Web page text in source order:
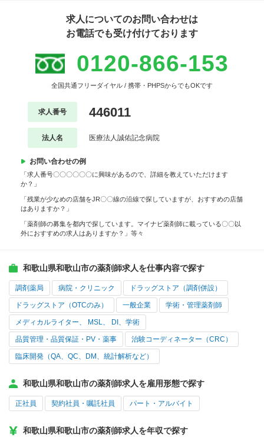
求人についてのお問い合わせは
お電話でも受け付けております
0120-866-153
全国共通フリーダイヤル / 携帯・PHPSからでもOKです
求人番号 446011
法人名 医療法人誠佑記念病院
お問い合わせの例
「求人番号〇〇〇〇〇〇に興味があるので、詳細を教えていただけます
か？」
「残業が少なめの店舗をJR〇〇線の沿線で探していますが、おすすめの店舗
はありますか？」
「薬剤師の募集を都内で探しています。マイナビ薬剤師に載っている〇〇以
外におすすめの求人はありますか？」等々
和歌山県和歌山市の薬剤師求人を仕事内容で探す
調剤薬局 病院・クリニック ドラッグストア（調剤併設）
ドラッグストア（OTCのみ） 一般企業 学術・管理薬剤師
メディカルライター、 MSL、 DI、学術
品質管理・品質保証・PV・薬事 治験コーディネーター（CRC）
臨床開発（QA、QC、DM、統計解析など）
和歌山県和歌山市の薬剤師求人を雇用形態で探す
正社員 契約社員・嘱託社員 パート・アルバイト
和歌山県和歌山市の薬剤師求人を年収で探す